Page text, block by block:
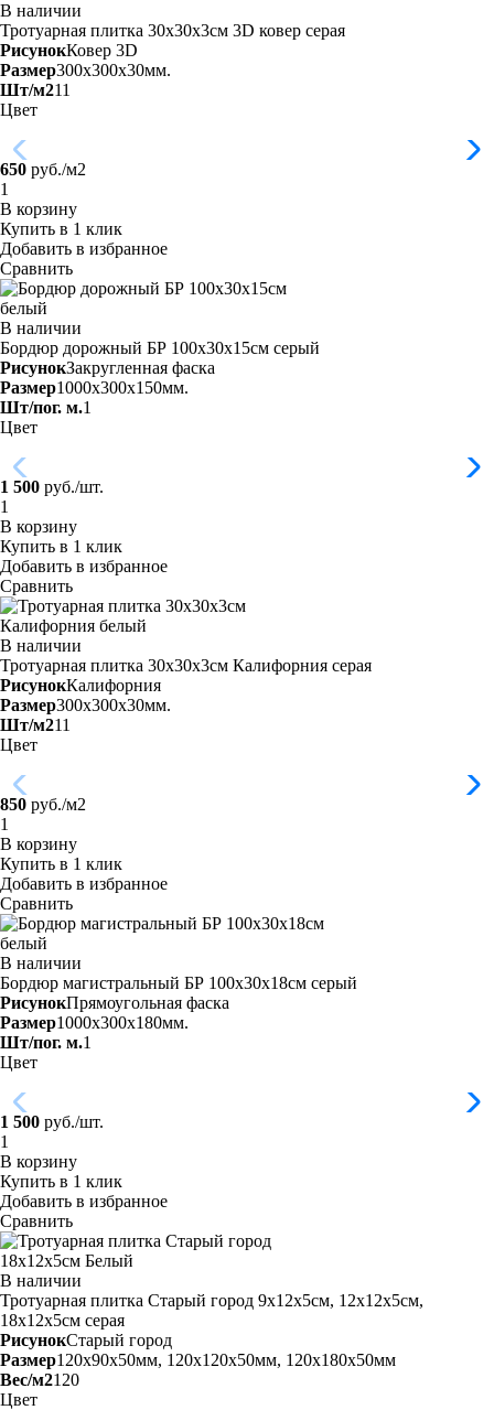
В наличии
Тротуарная плитка 30х30х3см 3D ковер серая
РисунокКовер 3D
Размер300x300x30мм.
Шт/м211
Цвет
650 руб./м2
В корзину
Купить в 1 клик
Добавить в избранное
Сравнить
В наличии
Бордюр дорожный БР 100х30х15см серый
РисунокЗакругленная фаска
Размер1000x300x150мм.
Шт/пог. м.1
Цвет
1 500 руб./шт.
В корзину
Купить в 1 клик
Добавить в избранное
Сравнить
В наличии
Тротуарная плитка 30х30х3см Калифорния серая
РисунокКалифорния
Размер300x300x30мм.
Шт/м211
Цвет
850 руб./м2
В корзину
Купить в 1 клик
Добавить в избранное
Сравнить
В наличии
Бордюр магистральный БР 100х30х18см серый
РисунокПрямоугольная фаска
Размер1000x300x180мм.
Шт/пог. м.1
Цвет
1 500 руб./шт.
В корзину
Купить в 1 клик
Добавить в избранное
Сравнить
В наличии
Тротуарная плитка Старый город 9х12х5см, 12х12х5см,
18х12х5см серая
РисунокСтарый город
Размер120x90x50мм, 120x120x50мм, 120x180x50мм
Вес/м2120
Цвет